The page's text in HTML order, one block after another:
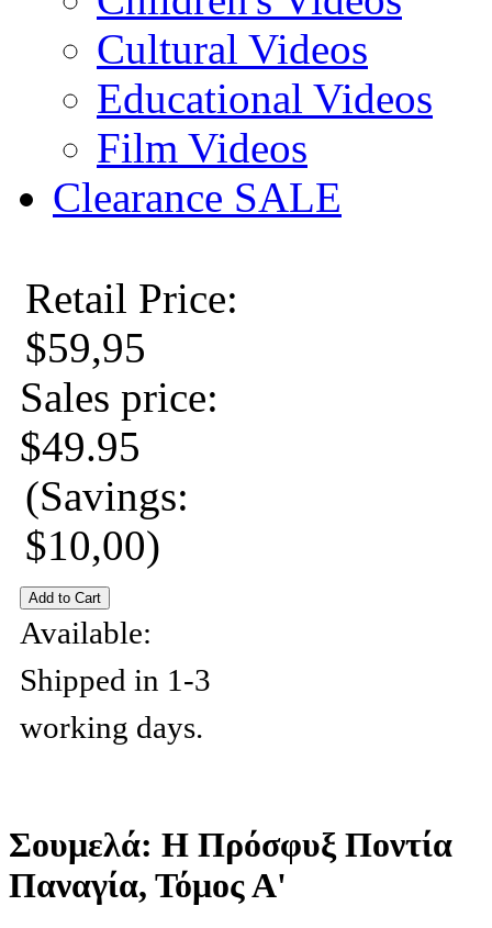
Cultural Videos
Educational Videos
Film Videos
Clearance SALE
Retail Price:
$59,95
Sales price:
$49.95
(Savings:
$10,00)
Available:
Shipped in 1-3
working days.
Σουμελά: Η Πρόσφυξ Ποντία
Παναγία, Τόμος Α'